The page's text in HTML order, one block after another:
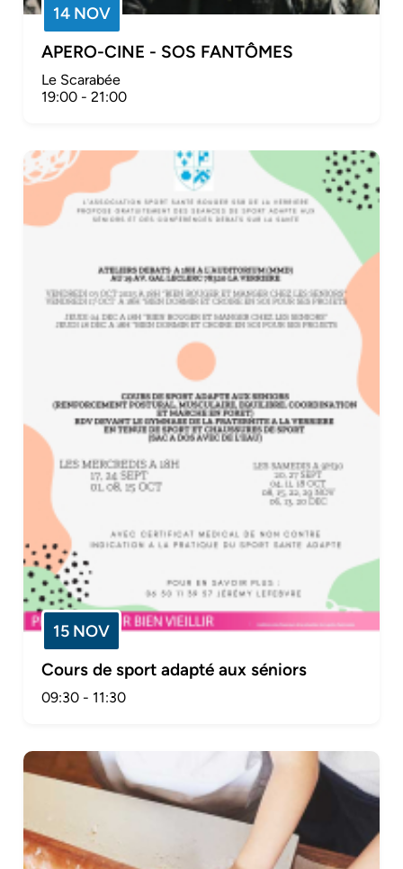
14 NOV
APERO-CINE - SOS FANTÔMES
Le Scarabée
19:00 -21:00
15 NOV
Cours de sport adapté aux séniors
09:30 - 11:30